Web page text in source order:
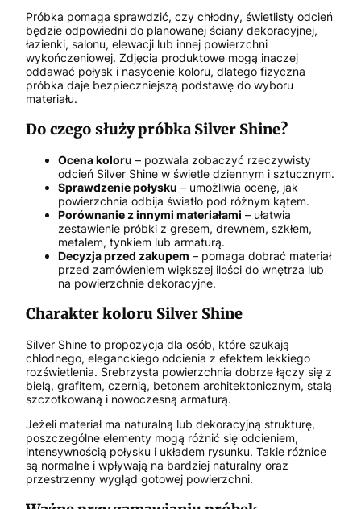
Próbka pomaga sprawdzić, czy chłodny, świetlisty odcień
będzie odpowiedni do planowanej ściany dekoracyjnej,
łazienki, salonu, elewacji lub innej powierzchni
wykończeniowej. Zdjęcia produktowe mogą inaczej
oddawać połysk i nasycenie koloru, dlatego fizyczna
próbka daje bezpieczniejszą podstawę do wyboru
materiału.
Do czego służy próbka Silver Shine?
Ocena koloru – pozwala zobaczyć rzeczywisty
odcień Silver Shine w świetle dziennym i sztucznym.
Sprawdzenie połysku – umożliwia ocenę, jak
powierzchnia odbija światło pod różnym kątem.
Porównanie z innymi materiałami – ułatwia
zestawienie próbki z gresem, drewnem, szkłem,
metalem, tynkiem lub armaturą.
Decyzja przed zakupem – pomaga dobrać materiał
przed zamówieniem większej ilości do wnętrza lub
na powierzchnie dekoracyjne.
Charakter koloru Silver Shine
Silver Shine to propozycja dla osób, które szukają
chłodnego, eleganckiego odcienia z efektem lekkiego
rozświetlenia. Srebrzysta powierzchnia dobrze łączy się z
bielą, grafitem, czernią, betonem architektonicznym, stalą
szczotkowaną i nowoczesną armaturą.
Jeżeli materiał ma naturalną lub dekoracyjną strukturę,
poszczególne elementy mogą różnić się odcieniem,
intensywnością połysku i układem rysunku. Takie różnice
są normalne i wpływają na bardziej naturalny oraz
przestrzenny wygląd gotowej powierzchni.